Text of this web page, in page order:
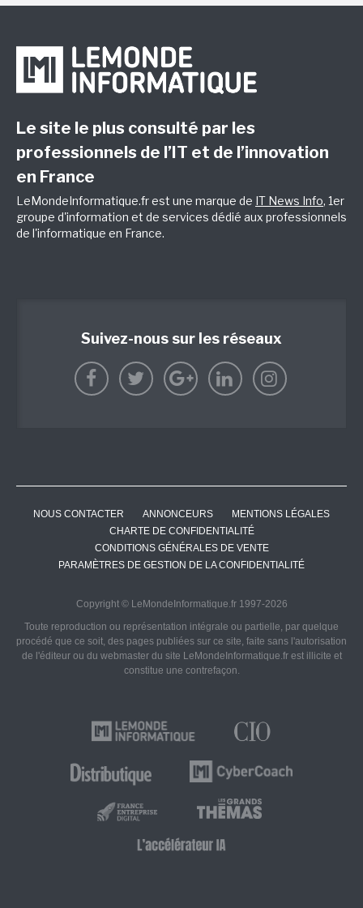
Le site le plus consulté par les
professionnels de l’IT et de l’innovation
en France
LeMondeInformatique.fr est une marque de IT News Info, 1er
groupe d'information et de services dédié aux professionnels
de l'informatique en France.
Suivez-nous sur les réseaux
NOUS CONTACTER ANNONCEURS
MENTIONS LÉGALES
CHARTE DE CONFIDENTIALITÉ
CONDITIONS GÉNÉRALES DE VENTE
PARAMÈTRES DE GESTION DE LA CONFIDENTIALITÉ
Copyright © LeMondeInformatique.fr 1997-2026
Toute reproduction ou représentation intégrale ou partielle, par quelque
procédé que ce soit, des pages publiées sur ce site, faite sans l'autorisation
de l'éditeur ou du webmaster du site LeMondeInformatique.fr est illicite et
constitue une contrefaçon.